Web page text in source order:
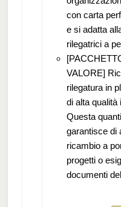
con carta
e si adatta
rilegatrici a
VALORE]
rilegatura in
di alta qualità
Questa
garantisce di
ricambio a
progetti o
documenti